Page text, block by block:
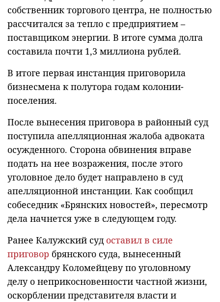
собственник торгового центра, не полностью
рассчитался за тепло с предприятием –
поставщиком энергии. В итоге сумма долга
составила почти 1,3 миллиона рублей.
В итоге первая инстанция приговорила
бизнесмена к полутора годам колонии-
поселения.
После вынесения приговора в районный суд
поступила апелляционная жалоба адвоката
осужденного. Сторона обвинения вправе
подать на нее возражения, после этого
уголовное дело будет направлено в суд
апелляционной инстанции. Как сообщил
собеседник «Брянских новостей», пересмотр
дела начнется уже в следующем году.
Ранее Калужский суд оставил в силе
приговор брянского суда, вынесенный
Александру Коломейцеву по уголовному
делу о неприкосновенности частной жизни,
оскорблении представителя власти и